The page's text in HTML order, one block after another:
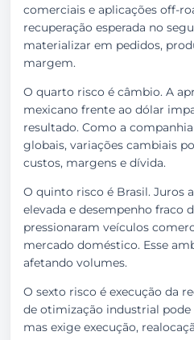
comerciais e aplicações off-
recuperação esperada no
materializar em pedidos,
margem.
O quarto risco é câmbio. A
mexicano frente ao dólar
resultado. Como a
globais, variações cambiais
custos, margens e dívida.
O quinto risco é Brasil. Juros
elevada e desempenho fraco
pressionaram veículos
mercado doméstico. Esse
afetando volumes.
O sexto risco é execução da
de otimização industrial pode
mas exige execução,